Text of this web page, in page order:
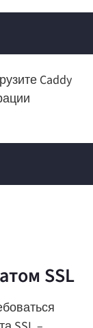
Caddy
SSL